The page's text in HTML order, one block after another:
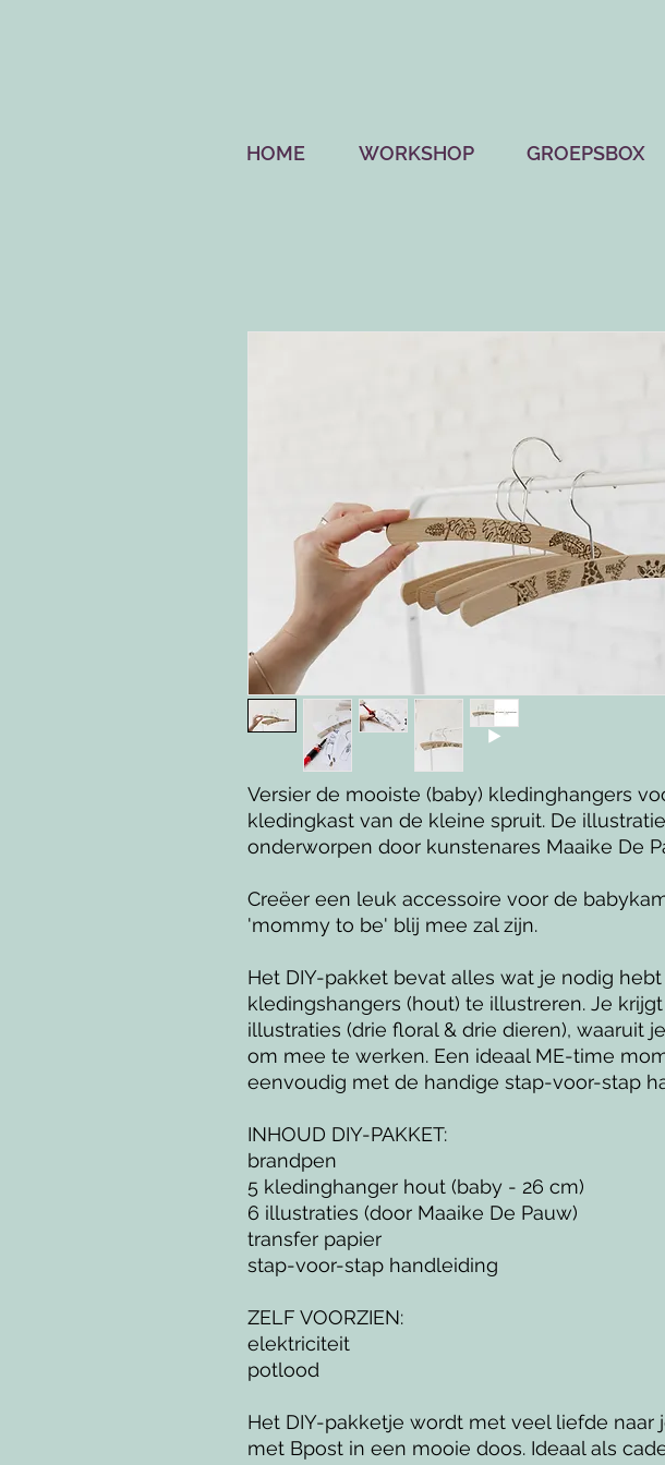
HOME WORKSHOP GROEPSBOX
Versier de mooiste (baby) kledinghangers
kledingkast van de kleine spruit. De
onderworpen door kunstenares Maaike De
Creëer een leuk accessoire voor de
'mommy to be' blij mee zal zijn.
Het DIY-pakket bevat alles wat je nodig
kledingshangers (hout) te illustreren. Je
illustraties (drie floral & drie dieren), waaruit
om mee te werken. Een ideaal ME-time
eenvoudig met de handige stap-voor-stap
INHOUD DIY-PAKKET:
brandpen
5 kledinghanger hout (baby - 26 cm)
6 illustraties (door Maaike De Pauw)
transfer papier
stap-voor-stap handleiding
ZELF VOORZIEN:
elektriciteit
potlood
Het DIY-pakketje wordt met veel liefde naar
met Bpost in een mooie doos. Ideaal als